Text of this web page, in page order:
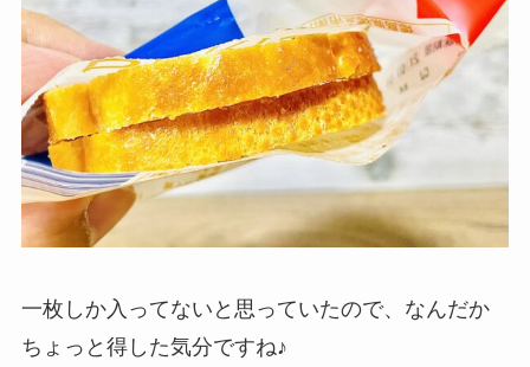
一枚しか入ってないと思っていたので、なんだか
ちょっと得した気分ですね♪